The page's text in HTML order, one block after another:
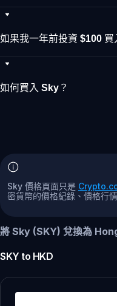
如果我一年前投資 $100
如何買入 Sky？
Sky 價格頁面只是
密貨幣的價格紀錄、價格行
將 Sky (SKY) 兌換為
SKY to HKD